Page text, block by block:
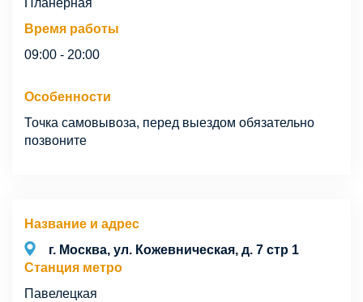
Планерная
Время работы
09:00 - 20:00
Особенности
Точка самовывоза, перед выездом обязательно
позвоните
Название и адрес
г. Москва, ул. Кожевническая, д. 7 стр 1
Станция метро
Павелецкая